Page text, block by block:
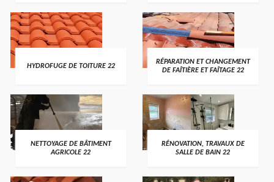
HYDROFUGE DE TOITURE 22
RÉPARATION ET CHANGEMENT
DE FAÎTIÈRE ET FAÎTAGE 22
NETTOYAGE DE BÂTIMENT
AGRICOLE 22
RÉNOVATION, TRAVAUX DE
SALLE DE BAIN 22